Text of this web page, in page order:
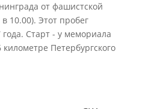
от фашистской
10.00). Этот пробег
года. Старт - у мемориала
Петербургского